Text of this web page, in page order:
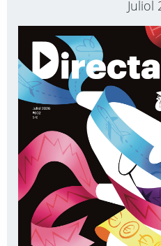
Juliol